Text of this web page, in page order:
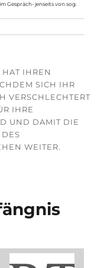
Gespräch- jenseits von sog.
IHREN
SICH IHR
VERSCHLECHTERT
IHRE
UND DAMIT DIE
WEITER.